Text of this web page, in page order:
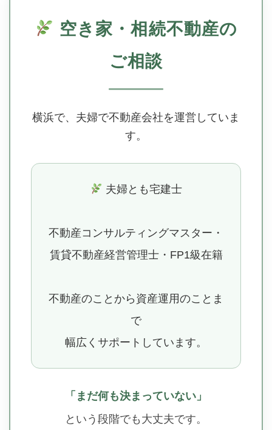
空き家・相続不動産の
ご相談
横浜で、夫婦で不動産会社を運営していま
す。
夫婦とも宅建士
不動産コンサルティングマスター・
賃貸不動産経営管理士・FP1級在籍
不動産のことから資産運用のことま
で
幅広くサポートしています。
「まだ何も決まっていない」
という段階でも大丈夫です。